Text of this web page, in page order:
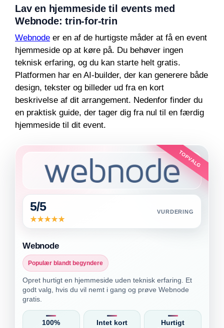
Lav en hjemmeside til events med
Webnode: trin-for-trin
Webnode er en af de hurtigste måder at få en event
hjemmeside op at køre på. Du behøver ingen
teknisk erfaring, og du kan starte helt gratis.
Platformen har en AI-builder, der kan generere både
design, tekster og billeder ud fra en kort
beskrivelse af dit arrangement. Nedenfor finder du
en praktisk guide, der tager dig fra nul til en færdig
hjemmeside til dit event.
TOPVALG
5/5 VURDERING
Webnode
Populær blandt begyndere
Opret hurtigt en hjemmeside uden teknisk erfaring. Et
godt valg, hvis du vil nemt i gang og prøve Webnode
gratis.
100% Intet kort Hurtigt